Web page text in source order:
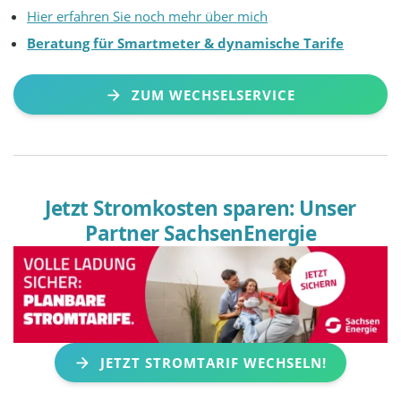
Hier erfahren Sie noch mehr über mich
Beratung für Smartmeter & dynamische Tarife
ZUM WECHSELSERVICE
Jetzt Stromkosten sparen: Unser
Partner SachsenEnergie
JETZT STROMTARIF WECHSELN!